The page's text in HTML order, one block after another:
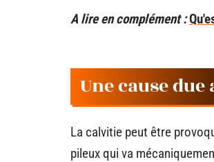
A lire en complément :
Une cause due
La calvitie peut être
pileux qui va